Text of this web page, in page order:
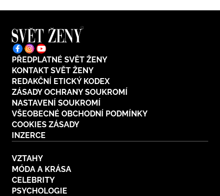
PŘEDPLATNÉ SVĚT ŽENY
KONTAKT SVĚT ŽENY
REDAKČNÍ ETICKÝ KODEX
ZÁSADY OCHRANY SOUKROMÍ
NASTAVENÍ SOUKROMÍ
VŠEOBECNÉ OBCHODNÍ PODMÍNKY
COOKIES ZÁSADY
INZERCE
VZTAHY
MÓDA A KRÁSA
CELEBRITY
PSYCHOLOGIE